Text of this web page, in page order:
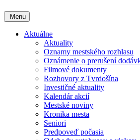
Menu
Aktuálne
Aktuality
Oznamy mestského rozhlasu
Oznámenie o prerušení
Filmové dokumenty
Rozhovory z Tvrdošína
Investičné aktuality
Kalendár akcií
Mestské noviny
Kronika mesta
Seniori
Predpoveď počasia